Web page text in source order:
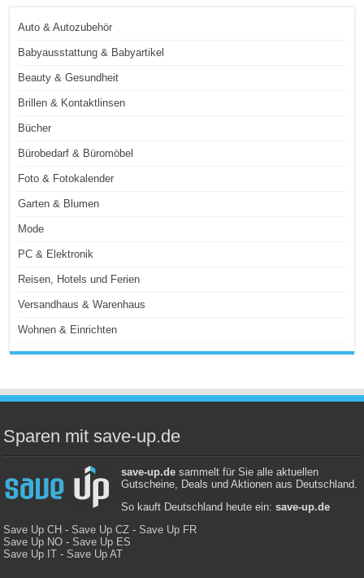
Auto & Autozubehör
Babyausstattung & Babyartikel
Beauty & Gesundheit
Brillen & Kontaktlinsen
Bücher
Bürobedarf & Büromöbel
Foto & Fotokalender
Garten & Blumen
Mode
PC & Elektronik
Reisen, Hotels und Ferien
Versandhaus & Warenhaus
Wohnen & Einrichten
Sparen mit save-up.de
save-up.desammelt für Sie alle aktuellen
Gutscheine, Deals und Aktionen aus Deutschland.
So kauft Deutschland heute ein: save-up.de
Save Up CH -Save Up CZ -Save Up FR
Save Up NO -Save Up ES
Save Up IT -Save Up AT